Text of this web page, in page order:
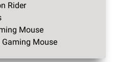
Rider
Mouse
Gaming Mouse